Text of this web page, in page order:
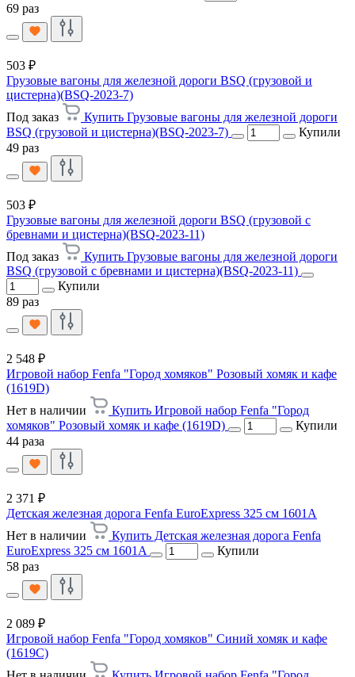
69 раз
503 ₽
Грузовые вагоны для железной дороги BSQ (грузовой и
цистерна)(BSQ-2023-7)
Под заказ
Купить Грузовые вагоны для железной дороги
BSQ (грузовой и цистерна)(BSQ-2023-7)
Купили
49 раз
503 ₽
Грузовые вагоны для железной дороги BSQ (грузовой с
бревнами и цистерна)(BSQ-2023-11)
Под заказ
Купить Грузовые вагоны для железной дороги
BSQ (грузовой с бревнами и цистерна)(BSQ-2023-11)
Купили
89 раз
2 548 ₽
Игровой набор Fenfa "Город хомяков" Розовый хомяк и кафе
(1619D)
Нет в наличии
Купить Игровой набор Fenfa "Город
хомяков" Розовый хомяк и кафе (1619D)
Купили
44 раза
2 371 ₽
Детская железная дорога Fenfa EuroExpress 325 см 1601A
Нет в наличии
Купить Детская железная дорога Fenfa
EuroExpress 325 см 1601A
Купили
58 раз
2 089 ₽
Игровой набор Fenfa "Город хомяков" Синий хомяк и кафе
(1619C)